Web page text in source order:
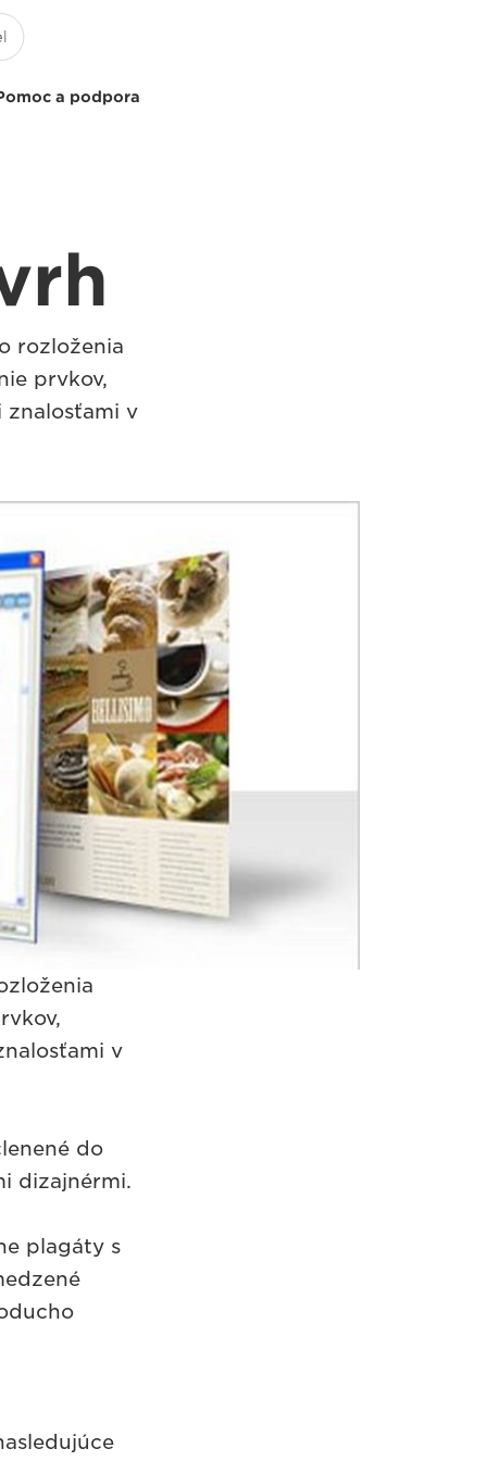
a podpora
rozloženia
prvkov,
znalosťami v
v
do
dizajnérmi.
plagáty s